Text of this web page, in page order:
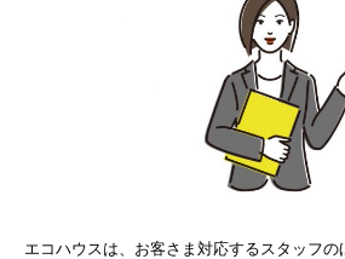
エコハウスは、お客さま対応するスタッフの